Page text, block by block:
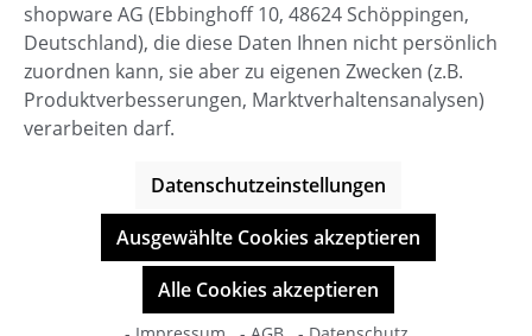
Service-Hotline
Informationen
© BOOTBAY-n-others
Alle Preise inkl. gesetzl. Mehrwertsteuer zzgl.
Versandkosten
shopware AG (Ebbinghoff 10, 48624 Schöppingen,
Deutschland), die diese Daten Ihnen nicht persönlich
zuordnen kann, sie aber zu eigenen Zwecken (z.B.
Produktverbesserungen, Marktverhaltensanalysen)
verarbeiten darf.
Datenschutzeinstellungen
Ausgewählte Cookies akzeptieren
Alle Cookies akzeptieren